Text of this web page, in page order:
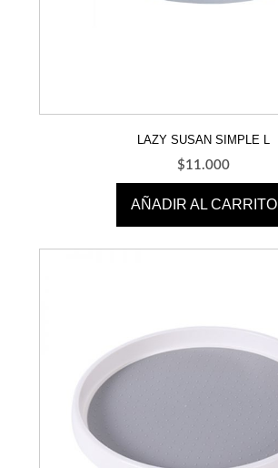
LAZY SUSAN SIMPLE L
$11.000
AÑADIR AL CARRITO